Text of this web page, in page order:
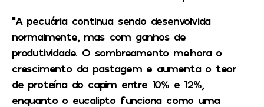
“A pecuária continua sendo desenvolvida
normalmente, mas com ganhos de
produtividade. O sombreamento melhora o
crescimento da pastagem e aumenta o teor
de proteína do capim entre 10% e 12%,
enquanto o eucalipto funciona como uma